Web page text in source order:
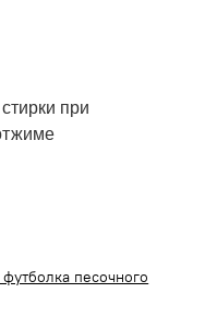
при